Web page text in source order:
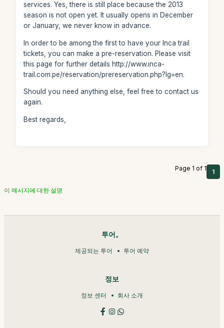
services. Yes, there is still place because the 2013
season is not open yet. It usually opens in December
or January, we never know in advance.
In order to be among the first to have your Inca trail
tickets, you can make a pre-reservation. Please visit
this page for further details http://www.inca-
trail.com.pe/reservation/prereservation.php?lg=en.
Should you need anything else, feel free to contact us
again.
Best regards,
Page 1 of 1 1
이 메시지에 대한 설명
투어。
제공되는 투어 투어 예약
정보
정보 센터 회사 소개